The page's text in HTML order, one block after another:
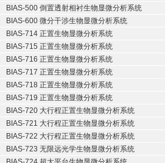
BIAS-500 倒置透射相衬生物显微分析系统
BIAS-600 微分干涉生物显微分析系统
BIAS-714 正置生物显微分析系统
BIAS-715 正置生物显微分析系统
BIAS-716 正置生物显微分析系统
BIAS-717 正置生物显微分析系统
BIAS-718 正置生物显微分析系统
BIAS-719 正置生物显微分析系统
BIAS-720 大行程正置生物显微分析系统
BIAS-721 大行程正置生物显微分析系统
BIAS-722 大行程正置生物显微分析系统
BIAS-723 无限远光学生物显微分析系统